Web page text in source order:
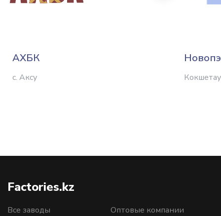
АХБК
с. Аксу Кокшетау
Factories.kz
Все заводы
Оптовые компании